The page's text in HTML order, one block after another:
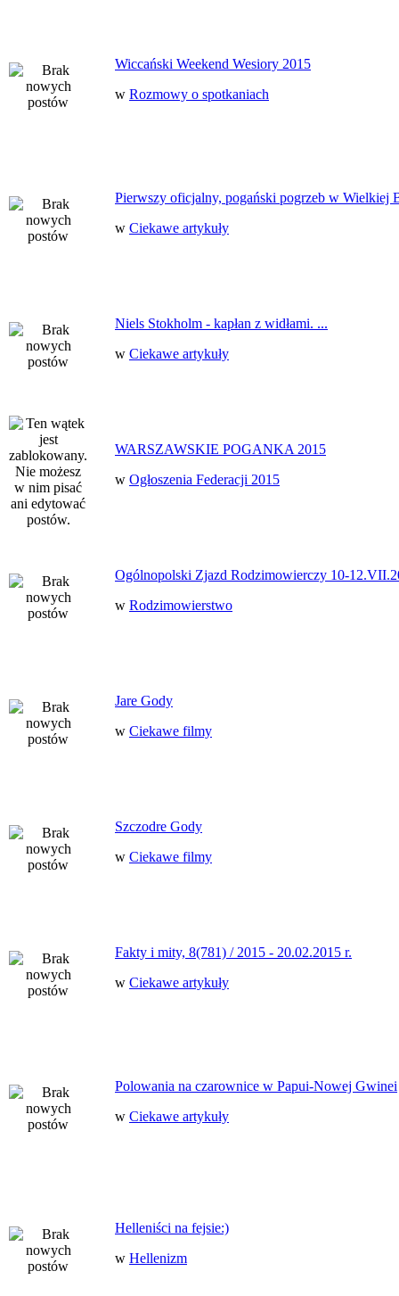
Wiccański Weekend Wesiory 2015
w Rozmowy o spotkaniach
Pierwszy oficjalny, pogański pogrzeb w Wielkiej
w Ciekawe artykuły
Niels Stokholm - kapłan z widłami. ...
w Ciekawe artykuły
WARSZAWSKIE POGANKA 2015
w Ogłoszenia Federacji 2015
Ogólnopolski Zjazd Rodzimowierczy 10-
w Rodzimowierstwo
Jare Gody
w Ciekawe filmy
Szczodre Gody
w Ciekawe filmy
Fakty i mity, 8(781) / 2015 - 20.02.2015 r.
w Ciekawe artykuły
Polowania na czarownice w Papui-Nowej Gwinei
w Ciekawe artykuły
Helleniści na fejsie:)
w Hellenizm